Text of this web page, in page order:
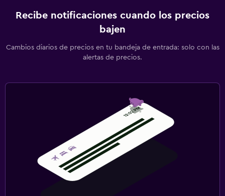
Recibe notificaciones cuando los precios
bajen
Cambios diarios de precios en tu bandeja de entrada: solo con las
alertas de precios.